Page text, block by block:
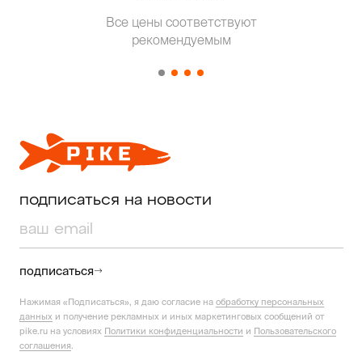
Все цены соответствуют
рекомендуемым
подписаться на новости
подписаться
Нажимая «Подписаться», я даю согласие на обработку персональных
данных и получение рекламных и иных маркетинговых сообщений от
pike.ru на условиях Политики конфиденциальности и Пользовательского
соглашения